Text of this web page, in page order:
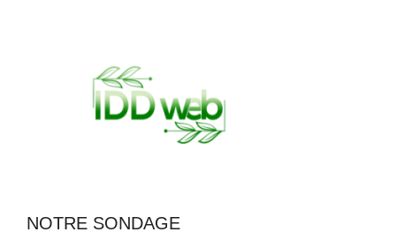
NOTRE SONDAGE